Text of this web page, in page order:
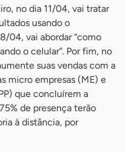
no dia 11/04, vai tratar
usando o
04, vai abordar “como
o celular”. Por fim, no
suas vendas com a
micro empresas (ME) e
que concluírem a
de presença terão
à distância, por